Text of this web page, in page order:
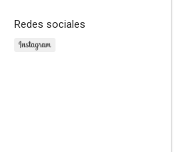
Redes sociales